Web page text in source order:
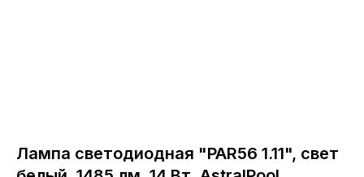
Лампа светодиодная "PAR56 1.11", свет